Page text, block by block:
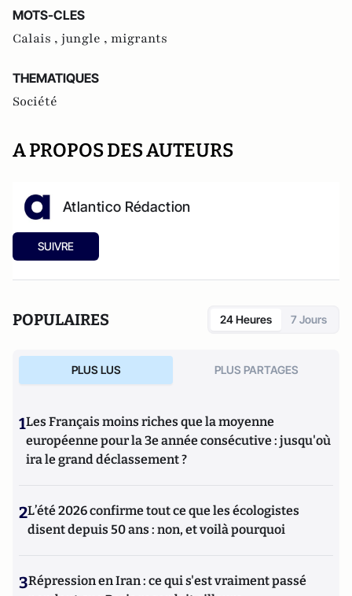
MOTS-CLES
Calais , jungle , migrants
THEMATIQUES
Société
A PROPOS DES AUTEURS
Atlantico Rédaction
SUIVRE
POPULAIRES 24 Heures 7 Jours
PLUS LUS PLUS PARTAGES
1Les Français moins riches que la moyenne
européenne pour la 3e année consécutive : jusqu'où
ira le grand déclassement ?
2L’été 2026 confirme tout ce que les écologistes
disent depuis 50 ans : non, et voilà pourquoi
3Répression en Iran : ce qui s'est vraiment passé